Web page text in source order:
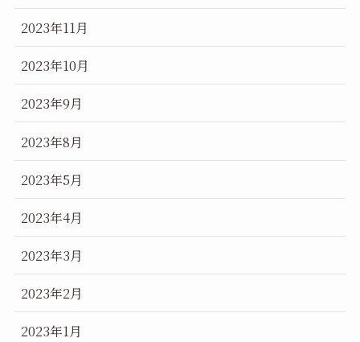
2023年11月
2023年10月
2023年9月
2023年8月
2023年5月
2023年4月
2023年3月
2023年2月
2023年1月